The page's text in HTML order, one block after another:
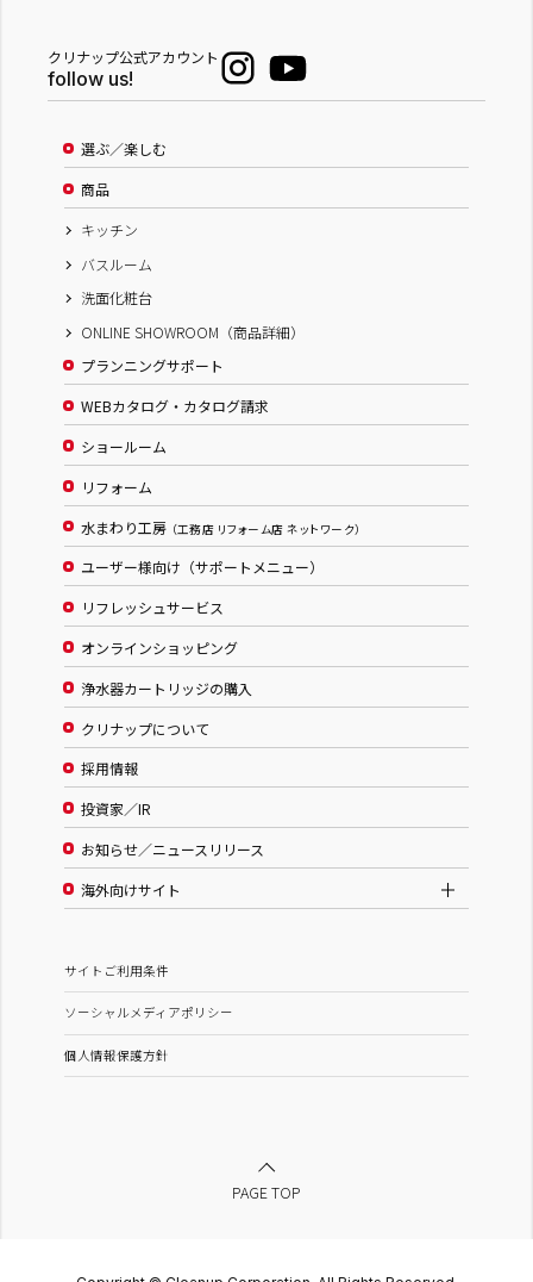
クリナップ公式アカウント
follow us!
選ぶ／楽しむ
商品
キッチン
バスルーム
洗面化粧台
ONLINE SHOWROOM（商品詳細）
プランニングサポート
WEBカタログ・カタログ請求
ショールーム
リフォーム
水まわり工房 （工務店 リフォーム店 ネットワーク）
ユーザー様向け（サポートメニュー）
リフレッシュサービス
オンラインショッピング
浄水器カートリッジの購入
クリナップについて
採用情報
投資家／IR
お知らせ／ニュースリリース
海外向けサイト
サイトご利用条件
ソーシャルメディアポリシー
個人情報保護方針
PAGE TOP